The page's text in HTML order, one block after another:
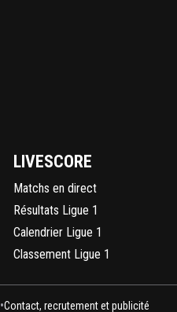
LIVESCORE
Matchs en direct
Résultats Ligue 1
Calendrier Ligue 1
Classement Ligue 1
•Contact, recrutement et publicité